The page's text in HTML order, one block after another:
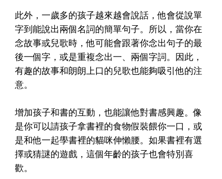
此外，一歲多的孩子越來越會說話，他會從說單
字到能說出兩個名詞的簡單句子。所以，當你在
念故事或兒歌時，他可能會跟著你念出句子的最
後一個字，或是重複念出一、兩個字詞。因此，
有趣的故事和朗朗上口的兒歌也能夠吸引他的注
意。
增加孩子和書的互動，也能讓他對書感興趣。像
是你可以請孩子拿書裡的食物假裝餵你一口，或
是和他一起學書裡的貓咪伸懶腰。如果書裡有選
擇或猜謎的遊戲，這個年齡的孩子也會特別喜
歡。